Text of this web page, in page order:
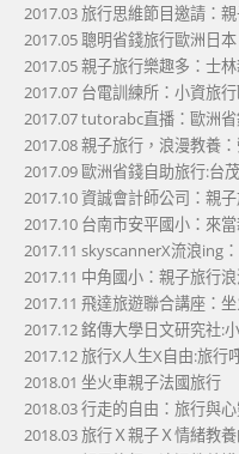
2017.03 旅行思維節目邀請：
2017.05 聰明省錢旅行歐洲日
2017.05 親子旅行樂趣多：士
2017.07 台電訓練所：小資旅
2017.07 tutorabc直播：歐洲
2017.08 親子旅行，浪漫教養
2017.09 歐洲省錢自助旅行:台
2017.10 資誠會計師公司：親
2017.10 台南市安平國小：來
2017.11 skyscannerX流浪ing
2017.11 中角國小：親子旅行
2017.11 飛達旅遊聯合講座：
2017.12 銘傳大學日文研究社:
2017.12 旅行X人生X自由:旅行
2018.01 坐火車親子法國旅行
2018.03 行走的自由：旅行與
2018.03 旅行Ｘ親子Ｘ情緒教